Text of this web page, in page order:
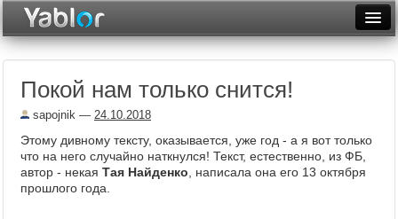
Неделя
Рейтинги
Покой нам только снится!
sapojnik — 24.10.2018
Этому дивному тексту, оказывается, уже год - а я вот только
что на него случайно наткнулся! Текст, естественно, из ФБ,
автор - некая Тая Найденко , написала она его 13 октября
прошлого года.